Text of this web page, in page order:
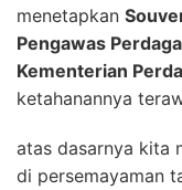
menetapkan
Pengawas
Kementerian
ketahanannya
atas dasarnya kita
di persemayaman